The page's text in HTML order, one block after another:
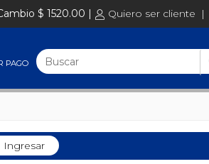
$ 1520.00 | Quiero ser cliente |
PAGO
Ingresar